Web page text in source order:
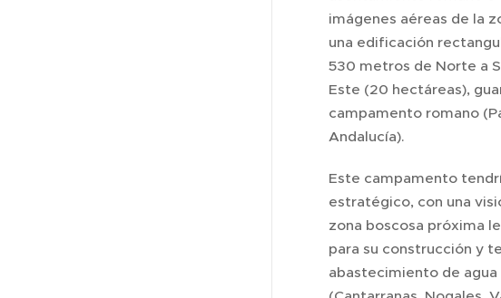
imágenes aéreas de la
una edificación
530 metros de Norte a
Este (20 hectáreas),
campamento romano
Andalucía).
Este campamento
estratégico, con una
zona boscosa próxima
para su construcción y
abastecimiento de